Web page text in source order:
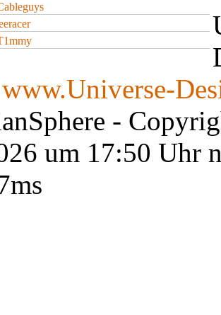
www.Universe-
-
um 17:50 Uhr